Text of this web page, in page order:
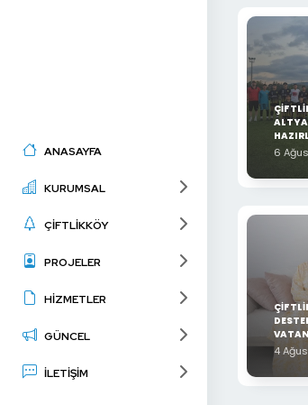
6
4
ANASAYFA
KURUMSAL
ÇİFTLİKKÖY
PROJELER
HİZMETLER
GÜNCEL
İLETİŞİM